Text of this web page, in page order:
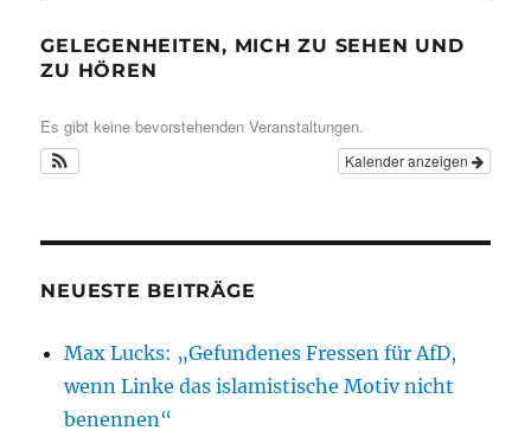
GELEGENHEITEN, MICH ZU SEHEN UND
ZU HÖREN
Es gibt keine bevorstehenden Veranstaltungen.
Kalender anzeigen
NEUESTE BEITRÄGE
Max Lucks: „Gefundenes Fressen für AfD,
wenn Linke das islamistische Motiv nicht
benennen“